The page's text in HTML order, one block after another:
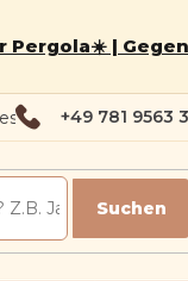
|
+49 781 9563